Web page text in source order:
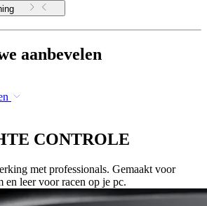
aanbevelen
CONTROLE
met professionals. Gemaakt voor
en leer voor racen op je pc.